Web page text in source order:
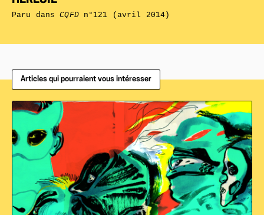
Paru dansCQFDn°121 (avril 2014)
Articles qui pourraient vous intéresser